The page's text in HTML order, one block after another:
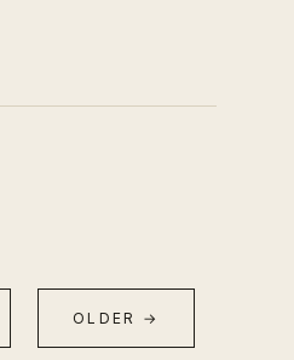
OLDER →